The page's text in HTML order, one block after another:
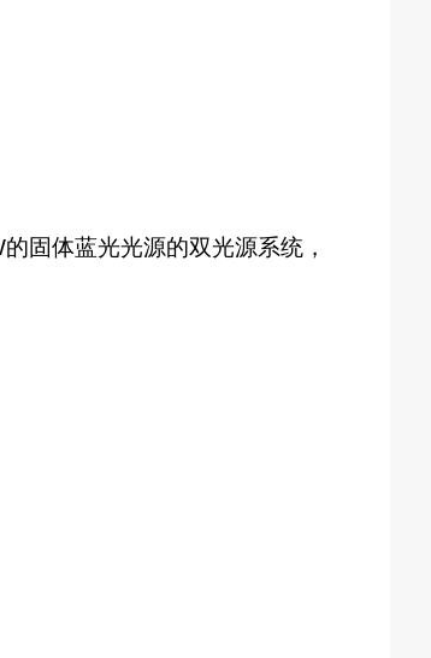
固体蓝光光源的双光源系统，